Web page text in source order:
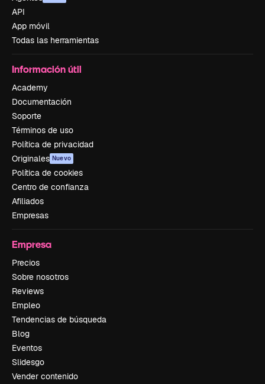
API
App móvil
Todas las herramientas
Información útil
Academy
Documentación
Soporte
Términos de uso
Política de privacidad
Originales Nuevo
Política de cookies
Centro de confianza
Afiliados
Empresas
Empresa
Precios
Sobre nosotros
Reviews
Empleo
Tendencias de búsqueda
Blog
Eventos
Slidesgo
Vender contenido